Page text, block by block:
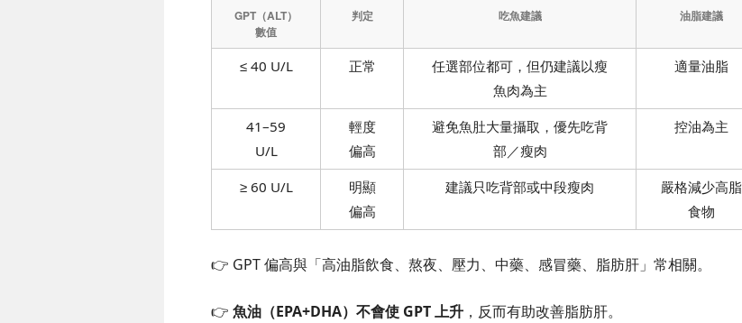
GPT（ALT）
數值
判定 吃魚建議 油脂建議
≤ 40 U/L 正常
任選部位都可，但仍建議以瘦
魚肉為主
適量油脂
41–59
U/L
輕度
偏高
避免魚肚大量攝取，優先吃背
部／瘦肉
控油為主
≥ 60 U/L
明顯
偏高
建議只吃背部或中段瘦肉
嚴格減少高脂
食物
👉 GPT 偏高與「高油脂飲食、熬夜、壓力、中藥、感冒藥、脂肪肝」常相關。
👉 魚油（EPA+DHA）不會使 GPT 上升 ，反而有助改善脂肪肝。